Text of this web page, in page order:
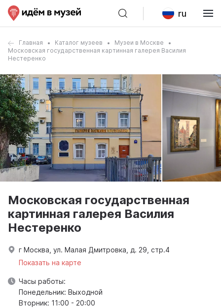
ru
Главная Каталог музеев
Музеи в Москве
Московская государственная картинная галерея Василия
Нестеренко
Московская государственная
картинная галерея Василия
Нестеренко
г Москва, ул. Малая Дмитровка, д. 29, стр.4
Показать на карте
Часы работы:
Понедельник: Выходной
Вторник: 11:00 - 20:00